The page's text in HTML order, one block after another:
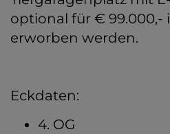
optional für € 99.000,-
erworben werden.
Eckdaten:
4. OG